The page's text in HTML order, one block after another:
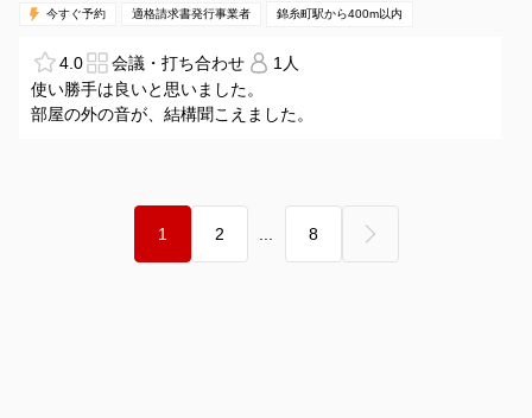
今すぐ予約 適格請求書発行事業者 錦糸町駅から400m以内
4.0 会議・打ち合わせ
1人
使い勝手は良いと思いました。
部屋の外の音が、結構聞こえました。
1 2 8